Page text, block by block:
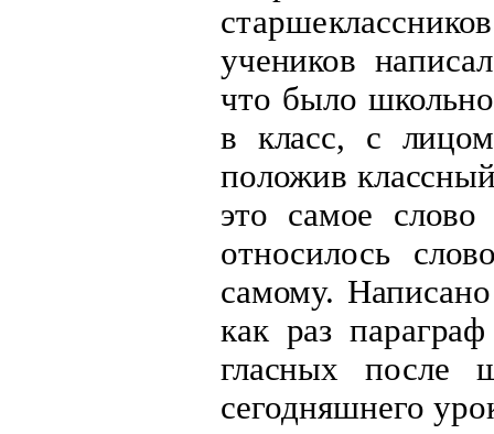
старше
учеников
что было
в класс, с
положив
это самое
относилось
самому.
как раз
гласных после
сегодняшнего